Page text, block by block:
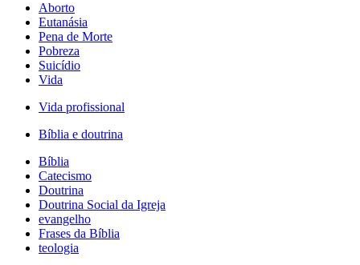
Aborto
Eutanásia
Pena de Morte
Pobreza
Suicídio
Vida
Vida profissional
Bíblia e doutrina
Bíblia
Catecismo
Doutrina
Doutrina Social da Igreja
evangelho
Frases da Bíblia
teologia